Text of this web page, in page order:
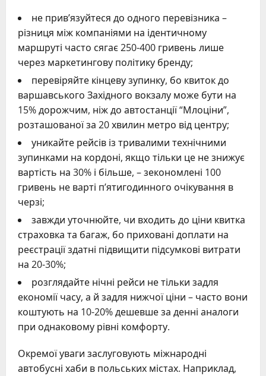
не прив’язуйтеся до одного перевізника –
різниця між компаніями на ідентичному
маршруті часто сягає 250-400 гривень лише
через маркетингову політику бренду;
перевіряйте кінцеву зупинку, бо квиток до
варшавського Західного вокзалу може бути на
15% дорожчим, ніж до автостанції “Млоціни”,
розташованої за 20 хвилин метро від центру;
уникайте рейсів із тривалими технічними
зупинками на кордоні, якщо тільки це не знижує
вартість на 30% і більше, – зекономлені 100
гривень не варті п’ятигодинного очікування в
черзі;
завжди уточнюйте, чи входить до ціни квитка
страховка та багаж, бо приховані доплати на
реєстрації здатні підвищити підсумкові витрати
на 20-30%;
розглядайте нічні рейси не тільки задля
економії часу, а й задля нижчої ціни – часто вони
коштують на 10-20% дешевше за денні аналоги
при однаковому рівні комфорту.
Окремої уваги заслуговують міжнародні
автобусні хаби в польських містах. Наприклад,